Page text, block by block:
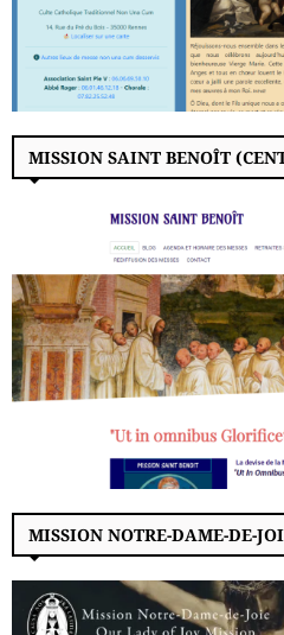
MISSION SAINT BENOÎT
MISSION NOTRE-DAME-DE-